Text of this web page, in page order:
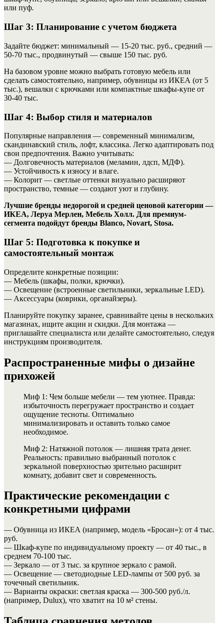
или пуф.
Шаг 3: Планирование с учетом бюджета
Задайте бюджет: минимальный — 15-20 тыс. руб., средний —
50-70 тыс., продвинутый — свыше 150 тыс. руб.
На базовом уровне можно выбрать готовую мебель или
сделать самостоятельно, например, обувницы из ИКЕА (от 5
тыс.), вешалки с крючками или компактные шкафы-купе от
30-40 тыс.
Шаг 4: Выбор стиля и материалов
Популярные направления — современный минимализм,
скандинавский стиль, лофт, классика. Легко адаптировать под
свои предпочтения. Важно учитывать:
— Долговечность материалов (меламин, лдсп, МДФ).
— Устойчивость к износу и влаге.
— Колорит — светлые оттенки визуально расширяют
пространство, темные — создают уют и глубину.
Лучшие бренды недорогой и средней ценовой категории —
ИКЕА, Леруа Мерлен, Мебель Холл. Для премиум-
сегмента подойдут бренды Blanco, Novart, Stosa.
Шаг 5: Подготовка к покупке и
самостоятельный монтаж
Определите конкретные позиции:
— Мебель (шкафы, полки, крючки).
— Освещение (встроенные светильники, зеркальные LED).
— Аксессуары (коврики, органайзеры).
Планируйте покупку заранее, сравнивайте цены в нескольких
магазинах, ищите акции и скидки. Для монтажа —
приглашайте специалиста или делайте самостоятельно, следуя
инструкциям производителя.
Распространенные мифы о дизайне
прихожей
Миф 1: Чем больше мебели — тем уютнее. Правда:
избыточность перегружает пространство и создает
ощущение тесноты. Оптимально
минимализировать и оставить только самое
необходимое.
Миф 2: Натяжной потолок — лишняя трата денег.
Реальность: правильно выбранный потолок с
зеркальной поверхностью зрительно расширит
комнату, добавит свет и современность.
Практические рекомендации с
конкретными цифрами
— Обувница из ИКЕА (например, модель «Бросан»): от 4 тыс.
руб.
— Шкаф-купе по индивидуальному проекту — от 40 тыс., в
среднем 70-100 тыс.
— Зеркало — от 3 тыс. за крупное зеркало с рамой.
— Освещение — светодиодные LED-лампы от 500 руб. за
точечный светильник.
— Варианты окраски: светлая краска — 300-500 руб./л.
(например, Dulux), что хватит на 10 м² стены.